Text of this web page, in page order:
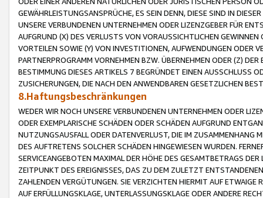
GEWÄHRLEISTUNGSANSPRÜCHE, ES SEIN DENN, DIESE SIND IN
UNSERE VERBUNDENEN UNTERNEHMEN ODER LIZENZGEBER FÜR
AUFGRUND (X) DES VERLUSTS VON VORAUSSICHTLICHEN
VORTEILEN SOWIE (Y) VON INVESTITIONEN, AUFWENDUNGEN ODER
PARTNERPROGRAMM VORNEHMEN BZW. ÜBERNEHMEN ODER (Z)
BESTIMMUNG DIESES ARTIKELS 7 BEGRÜNDET EINEN AUSSCHLUSS
ZUSICHERUNGEN, DIE NACH DEN ANWENDBAREN GESETZLICHEN
8.Haftungsbeschränkungen
WEDER WIR NOCH UNSERE VERBUNDENEN UNTERNEHMEN ODER
ODER EXEMPLARISCHE SCHÄDEN ODER SCHÄDEN AUFGRUND
NUTZUNGSAUSFALL ODER DATENVERLUST, DIE IM ZUSAMMENHANG
DES AUFTRETENS SOLCHER SCHÄDEN HINGEWIESEN WURDEN.
SERVICEANGEBOTEN MAXIMAL DER HÖHE DES GESAMTBETRAGS
ZEITPUNKT DES EREIGNISSES, DAS ZU DEM ZULETZT
ZAHLENDEN VERGÜTUNGEN. SIE VERZICHTEN HIERMIT AUF
AUF ERFÜLLUNGSKLAGE, UNTERLASSUNGSKLAGE ODER ANDERE